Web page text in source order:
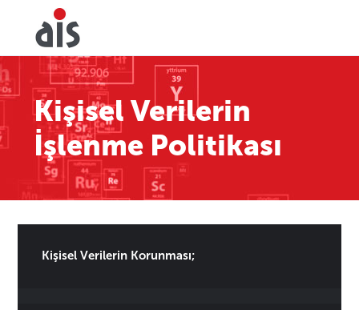
Kişisel Verilerin
İşlenme Politikası
Kişisel Verilerin Korunması;